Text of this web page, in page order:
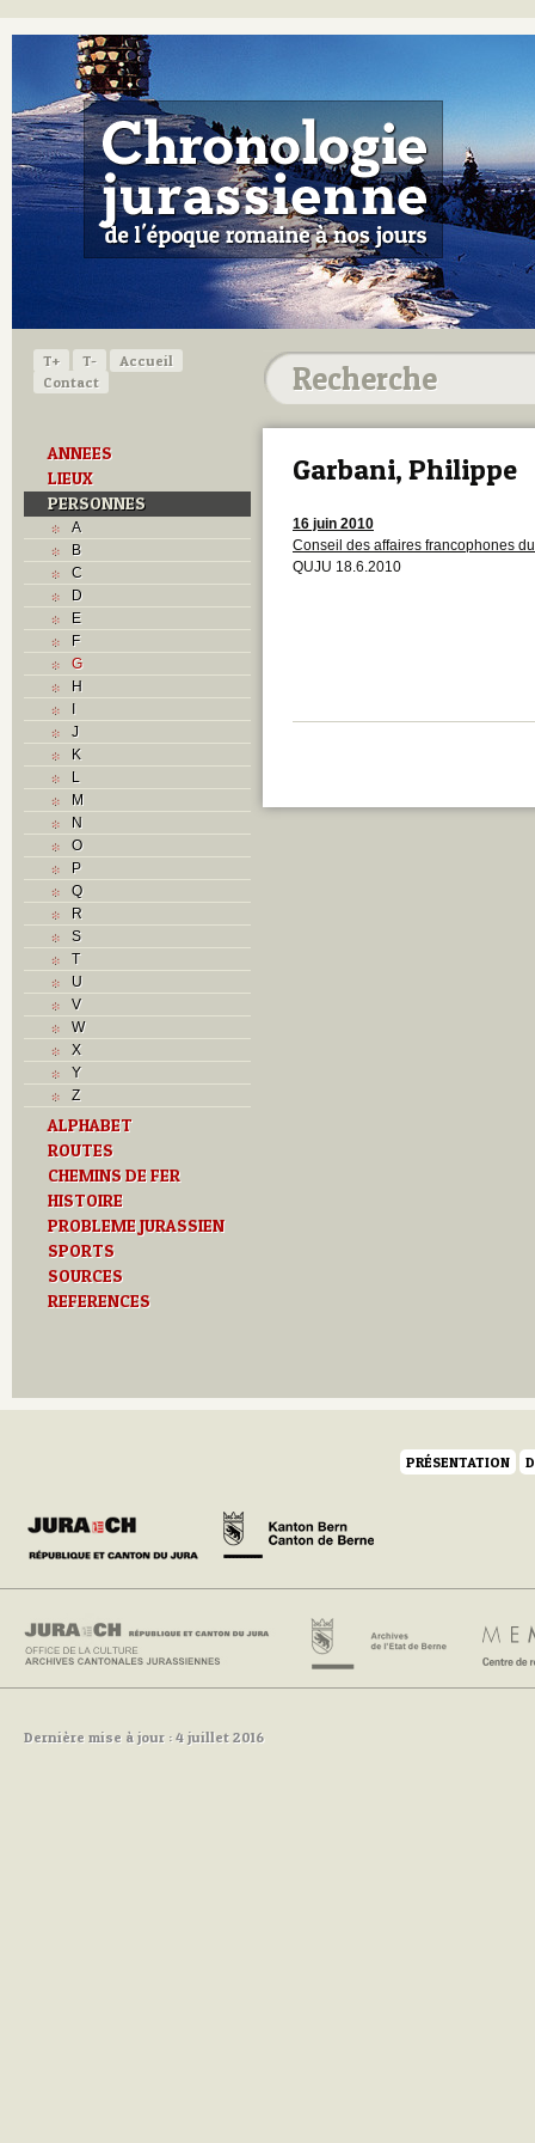
T+ T-
Accueil
Contact
ANNEES
LIEUX
PERSONNES
A
B
C
D
E
F
G
H
I
J
K
L
M
N
O
P
Q
R
S
T
U
V
W
X
Y
Z
ALPHABET
ROUTES
CHEMINS DE FER
HISTOIRE
PROBLEME JURASSIEN
SPORTS
SOURCES
REFERENCES
Garbani, Philippe
16 juin 2010
Conseil des affaires francophones
QUJU 18.6.2010
PRÉSENTATION
Dernière mise à jour : 4 juillet 2016